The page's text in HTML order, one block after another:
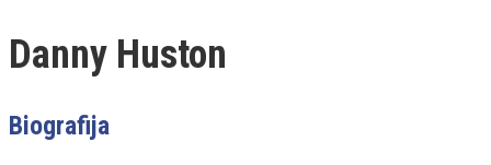
Danny Huston
Biografija